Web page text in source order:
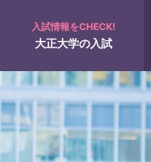
入試情報をCHECK!
大正大学の入試
入試概要